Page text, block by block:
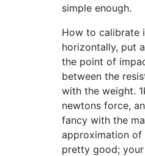
simple enough.
How to calibrate
horizontally, put
the point of
between the
with the weight.
newtons force,
fancy with the
approximation of
pretty good;